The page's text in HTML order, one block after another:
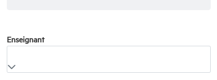
Enseignant